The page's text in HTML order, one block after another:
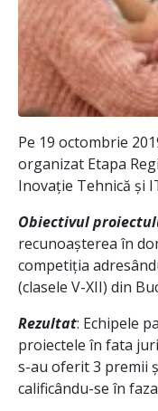
Pe 19 octombrie
organizat Etapa
Inovație Tehnică și
Obiectivul
recunoașterea în
competiția
(clasele V-XII) din
Rezultat: Echipele
proiectele în fata
s-au oferit 3 premii
calificându-se în